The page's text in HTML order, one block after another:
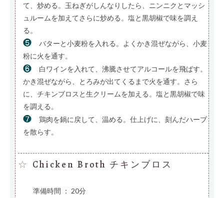
て、炒める。玉ねぎがしんなりしたら、ニンニクとマッシ
ュルームを加えてさらに炒める。塩と黒胡椒で味を調え
る。
❺
バターと小麦粉を入れる。よくかき混ぜながら、小麦
粉に火を通す。
❻
白ワインを入れて、沸騰させてアルコールを飛ばす。
かき混ぜながら、とろみが出てくるまで火を通す。さら
に、チキンブロスと生クリームを加える。塩と黒胡椒で味
を調える。
❼
鶏肉を鍋に戻して、温める。仕上げに、刻んだハーブ
を散らす。
☆ Chicken Broth チキンブロス
準備時間 ： 20分